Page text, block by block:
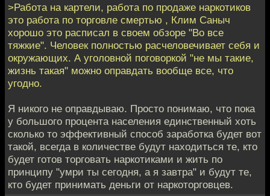
>Работа на картели, работа по продаже наркотиков
это работа по торговле смертью , Клим Саныч
хорошо это расписал в своем обзоре "Во все
тяжкие". Человек полностью расчеловечивает себя и
окружающих. А уголовной поговоркой "не мы такие,
жизнь такая" можно оправдать вообще все, что
угодно.
Я никого не оправдываю. Просто понимаю, что пока
у большого процента населения единственный хоть
сколько то эффективный способ заработка будет вот
такой, всегда в количестве будут находиться те, кто
будет готов торговать наркотиками и жить по
принципу "умри ты сегодня, а я завтра" и будут те,
кто будет принимать деньги от наркоторговцев.